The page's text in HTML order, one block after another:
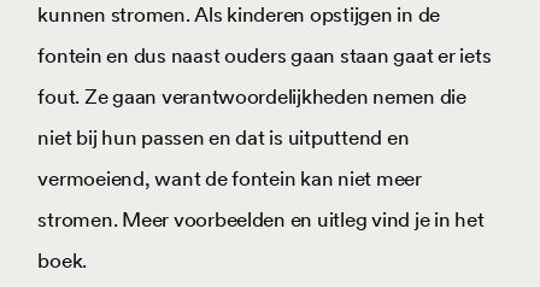
kunnen stromen. Als kinderen opstijgen in de
fontein en dus naast ouders gaan staan gaat er iets
fout. Ze gaan verantwoordelijkheden nemen die
niet bij hun passen en dat is uitputtend en
vermoeiend, want de fontein kan niet meer
stromen. Meer voorbeelden en uitleg vind je in het
boek.